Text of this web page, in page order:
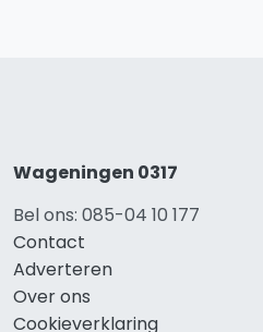
Wageningen 0317
Bel ons: 085-04 10 177
Contact
Adverteren
Over ons
Cookieverklaring